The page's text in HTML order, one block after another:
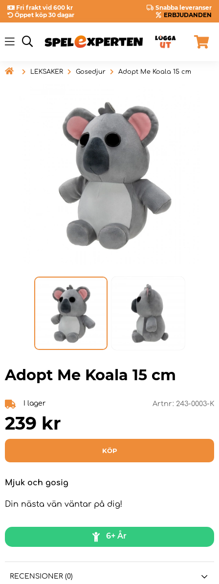
Fri frakt vid 600 kr
Snabba leveranser
Öppet köp 30 dagar
ERBJUDANDEN
 LEKSAKER Gosedjur Adopt Me Koala 15 cm
Adopt Me Koala 15 cm
I lager Artnr: 243-0003-K
239 kr
KÖP
Mjuk och gosig
Din nästa vän väntar på dig!
6+ År
RECENSIONER (0)